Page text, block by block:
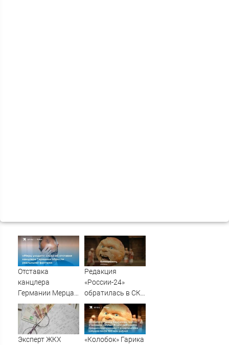
Отставка
канцлера
Германии Мерца:
последние
новости на 7
августа 2026 и
прогнозы
Редакция
«России-24»
обратилась в СКР
из-за травли
съемочной
группы «Колобка»
Эксперт ЖКХ
«Колобок» Гарика